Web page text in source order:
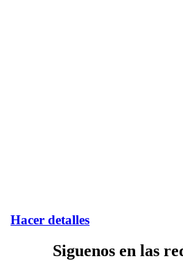
Hacer detalles
Siguenos en las